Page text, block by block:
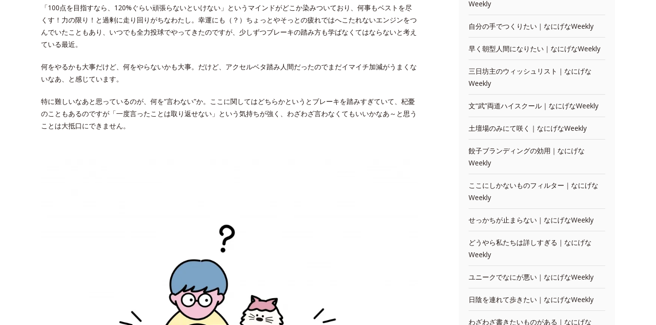
「100点を目指すなら、120%ぐらい頑張らないといけない」というマインドがどこか染みついており、何事もベストを尽
くす！力の限り！と過剰に走り回りがちなわたし。幸運にも（？）ちょっとやそっとの疲れではへこたれないエンジンをつ
んでいたこともあり、いつでも全力投球でやってきたのですが、少しずつブレーキの踏み方も学ばなくてはならないと考え
ている最近。
何をやるかも大事だけど、何をやらないかも大事。だけど、アクセルベタ踏み人間だったのでまだイマイチ加減がうまくな
いなあ、と感じています。
特に難しいなあと思っているのが、何を“言わない”か。ここに関してはどちらかというとブレーキを踏みすぎていて、杞憂
のこともあるのですが「一度言ったことは取り返せない」という気持ちが強く、わざわざ言わなくてもいいかなあ～と思う
ことは大抵口にできません。
Weekly
自分の手でつくりたい｜なにげなWeekly
早く朝型人間になりたい｜なにげなWeekly
三日坊主のウィッシュリスト｜なにげな
Weekly
文“武”両道ハイスクール｜なにげなWeekly
土壇場のみにて咲く｜なにげなWeekly
餃子ブランディングの効用｜なにげな
Weekly
ここにしかないものフィルター｜なにげな
Weekly
せっかちが止まらない｜なにげなWeekly
どうやら私たちは詳しすぎる｜なにげな
Weekly
ユニークでなにが悪い｜なにげなWeekly
日陰を連れて歩きたい｜なにげなWeekly
わざわざ書きたいものがある｜なにげな